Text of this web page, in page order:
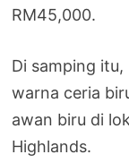
RM45,000.
Di samping itu,
warna ceria
awan biru di
Highlands.